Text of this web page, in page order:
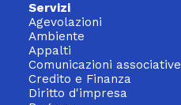
Servizi
Agevolazioni
Ambiente
Appalti
Comunicazioni associative
Credito e Finanza
Diritto d'impresa